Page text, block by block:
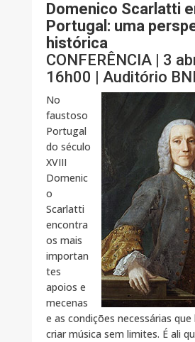
Domenico Scarlatti
Portugal: uma
histórica
CONFERÊNCIA | 3
16h00 | Auditório
No
faustoso
Portugal
do século
XVIII
Domenic
o
Scarlatti
encontra
os mais
importan
tes
apoios e
mecenas
e as condições necessárias
criar música sem limites. É ali